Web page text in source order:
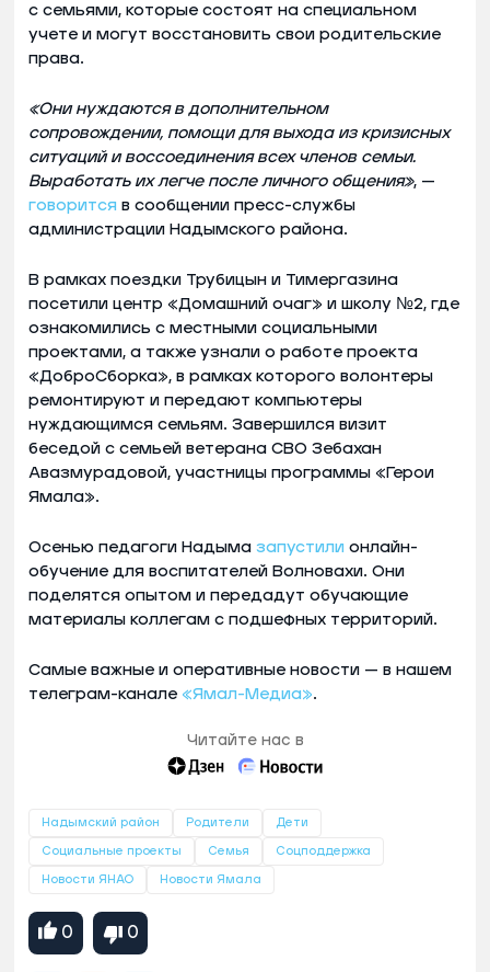
с семьями, которые состоят на специальном
учете и могут восстановить свои родительские
права.
«Они нуждаются в дополнительном
сопровождении, помощи для выхода из кризисных
ситуаций и воссоединения всех членов семьи.
Выработать их легче после личного общения», —
говорится в сообщении пресс-службы
администрации Надымского района.
В рамках поездки Трубицын и Тимергазина
посетили центр «Домашний очаг» и школу №2, где
ознакомились с местными социальными
проектами, а также узнали о работе проекта
«ДоброСборка», в рамках которого волонтеры
ремонтируют и передают компьютеры
нуждающимся семьям. Завершился визит
беседой с семьей ветерана СВО Зебахан
Авазмурадовой, участницы программы «Герои
Ямала».
Осенью педагоги Надыма запустили онлайн-
обучение для воспитателей Волновахи. Они
поделятся опытом и передадут обучающие
материалы коллегам с подшефных территорий.
Самые важные и оперативные новости — в нашем
телеграм-канале «Ямал-Медиа».
Читайте нас в
Надымский район Родители Дети
Социальные проекты Семья Соцподдержка
Новости ЯНАО Новости Ямала
0 0